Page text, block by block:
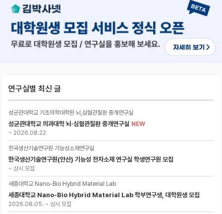
연구실별 최신 글
성균관대학교 기초의학대학원 뇌,심혈관질환 중개연구실
성균관대학교 의과대학 뇌·심혈관질환 중개연구실 NEW
~ 2026.08.22
한국생산기술연구원 기능성소재연구실
한국생산기술연구원(안산) 기능성 전자소재 연구실 학생연구원 모집
~ 상시 모집
세종대학교 Nano-Bio Hybrid Material Lab
세종대학교 Nano-Bio Hybrid Material Lab 학부연구생, 대학원생 모집
2026.08.05. ~ 상시 모집